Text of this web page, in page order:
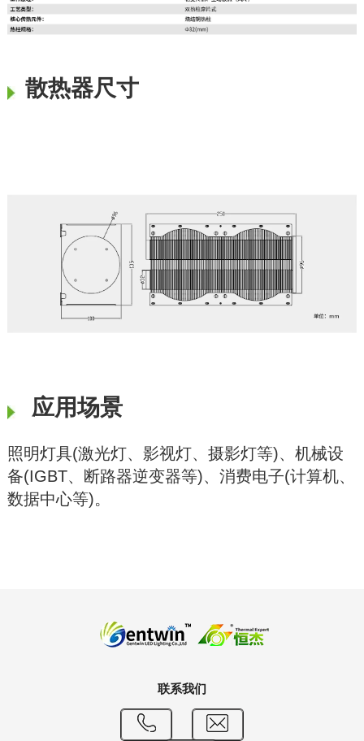
散热器尺寸
应用场景
照明灯具(激光灯、影视灯、摄影灯等)、机械设
备(IGBT、断路器逆变器等)、消费电子(计算机、
数据中心等)。
联系我们